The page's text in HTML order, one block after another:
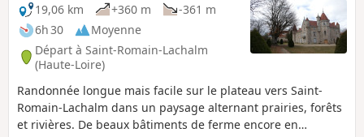
19,06 km
+360 m
-361 m
6h 30
Moyenne
Départ à Saint-Romain-Lachalm
(Haute-Loire)
Randonnée longue mais facile sur le plateau vers Saint-
Romain-Lachalm dans un paysage alternant prairies, forêts
et rivières. De beaux bâtiments de ferme encore en